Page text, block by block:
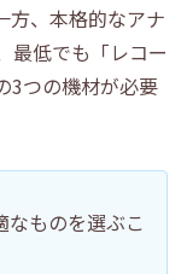
方、本格的なアナ
最低でも「レコー
3つの機材が必要
なものを選ぶこ